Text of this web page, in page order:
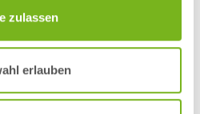
zulassen
erlauben
Tat zur Seite, wenn es um die